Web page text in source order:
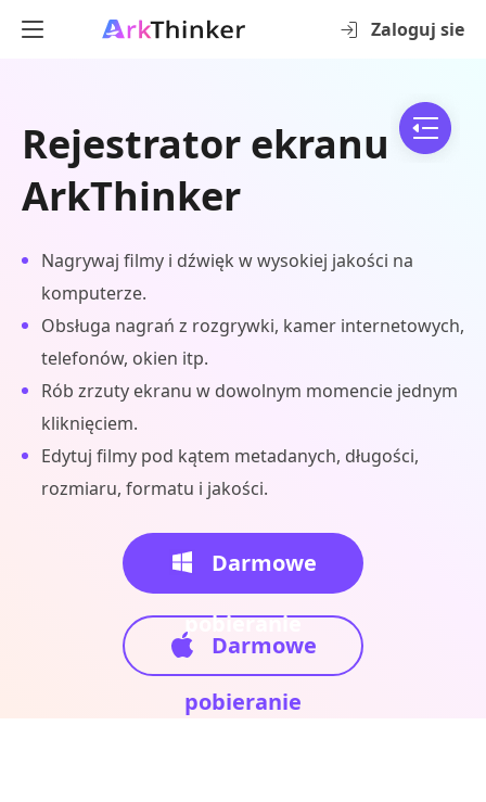
Zaloguj sie
Rejestrator ekranu
ArkThinker
Nagrywaj filmy i dźwięk w wysokiej jakości na
komputerze.
Obsługa nagrań z rozgrywki, kamer internetowych,
telefonów, okien itp.
Rób zrzuty ekranu w dowolnym momencie jednym
kliknięciem.
Edytuj filmy pod kątem metadanych, długości,
rozmiaru, formatu i jakości.
Darmowe
pobieranie
Darmowe
pobieranie